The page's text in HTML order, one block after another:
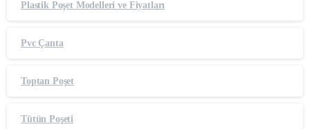
Plastik Poşet Modelleri ve Fiyatları
Pvc Çanta
Toptan Poşet
Tütün Poşeti